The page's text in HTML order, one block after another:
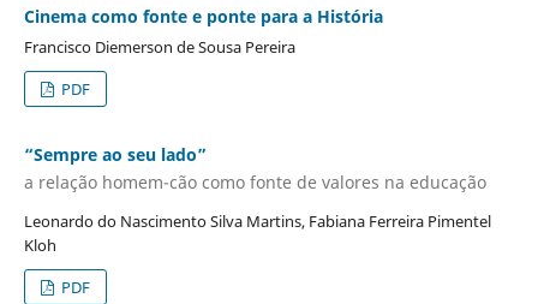
Cinema como fonte e ponte para a História
Francisco Diemerson de Sousa Pereira
PDF
“Sempre ao seu lado”
a relação homem-cão como fonte de valores na educação
Leonardo do Nascimento Silva Martins, Fabiana Ferreira Pimentel
Kloh
PDF